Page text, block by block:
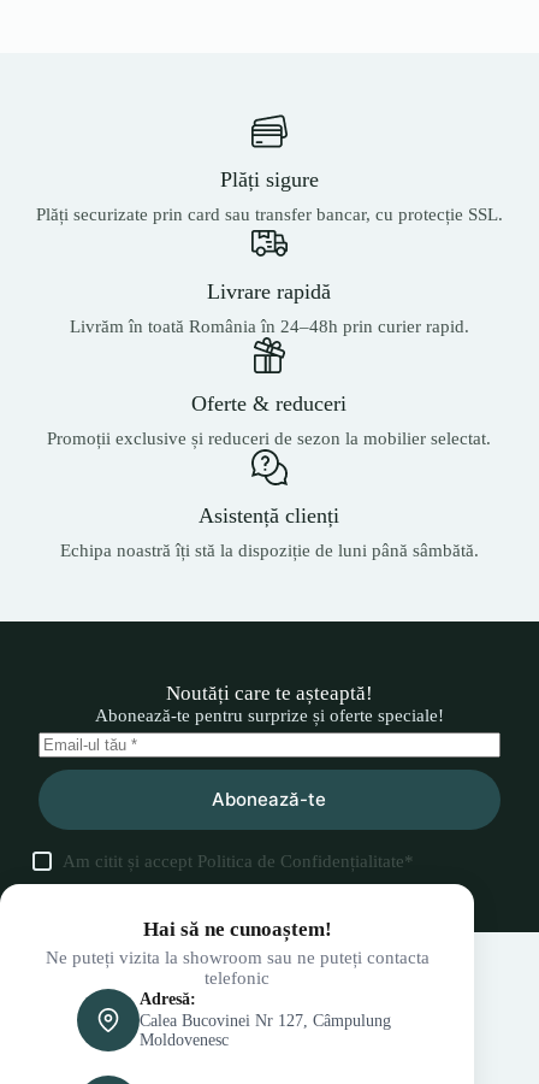
Plăți sigure
Plăți securizate prin card sau transfer bancar, cu protecție SSL.
Livrare rapidă
Livrăm în toată România în 24–48h prin curier rapid.
Oferte & reduceri
Promoții exclusive și reduceri de sezon la mobilier selectat.
Asistență clienți
Echipa noastră îți stă la dispoziție de luni până sâmbătă.
Noutăți care te așteaptă!
Abonează-te pentru surprize și oferte speciale!
Abonează-te
Am citit și accept Politica de Confidențialitate*
Hai să ne cunoaștem!
Ne puteți vizita la showroom sau ne puteți contacta
telefonic
Adresă:
Calea Bucovinei Nr 127, Câmpulung
Moldovenesc